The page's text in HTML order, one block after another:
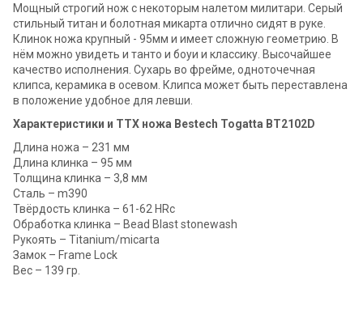
Мощный строгий нож с некоторым налетом милитари. Серый
стильный титан и болотная микарта отлично сидят в руке.
Клинок ножа крупный - 95мм и имеет сложную геометрию. В
нём можно увидеть и танто и боуи и классику. Высочайшее
качество исполнения. Сухарь во фрейме, одноточечная
клипса, керамика в осевом. Клипса может быть переставлена
в положение удобное для левши.
Характеристики и ТТХ ножа Bestech Togatta BT2102D
Длина ножа – 231 мм
Длина клинка – 95 мм
Толщина клинка – 3,8 мм
Сталь – m390
Твёрдость клинка – 61-62 HRc
Обработка клинка – Bead Blast stonewash
Рукоять – Titanium/micarta
Замок – Frame Lock
Вес – 139 гр.